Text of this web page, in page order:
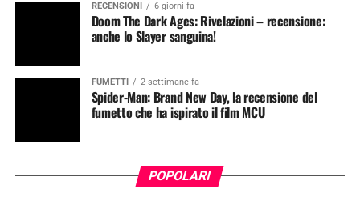
RECENSIONI 6 giorni fa
Doom The Dark Ages: Rivelazioni – recensione:
anche lo Slayer sanguina!
FUMETTI 2 settimane fa
Spider-Man: Brand New Day, la recensione del
fumetto che ha ispirato il film MCU
POPOLARI